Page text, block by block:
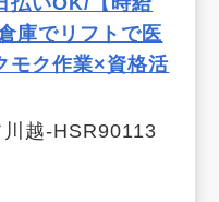
庫でリフトで医
モク作業×資格活
越-HSR90113